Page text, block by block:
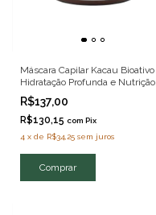
Máscara Capilar Kacau Bioativo
Hidratação Profunda e Nutrição
Natural 200g
R$137,00
R$130,15 com Pix
4 x de R$34,25 sem juros